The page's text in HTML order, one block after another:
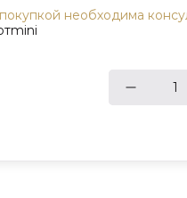
необходима
mini
1